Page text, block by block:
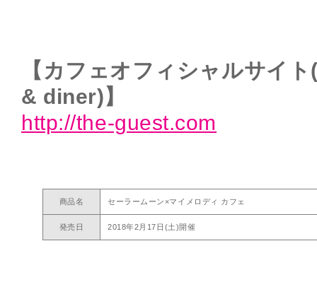
【カフェオフィシャルサイ
& diner)】
http://the-guest.com
商品名 セーラームーン×マイメロディ カフェ
発売日 2018年2月17日(土)開催